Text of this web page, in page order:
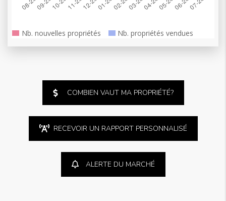
COMBIEN VAUT MA PROPRIÉTÉ?
RECEVOIR UN RAPPORT PERSONNALISÉ
ALERTE DU MARCHÉ